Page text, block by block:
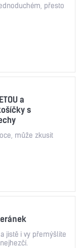
přesto
a
s
může zkusit
jistě i vy přemýšlíte